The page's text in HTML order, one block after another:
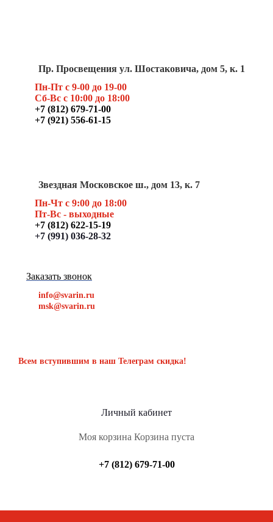
Пр. Просвещения ул. Шостаковича, дом 5, к. 1
Пн-Пт с 9-00 до 19-00
Сб-Вс с 10:00 до 18:00
+7 (812) 679-71-00
+7 (921) 556-61-15
Звездная Московское ш., дом 13, к. 7
Пн-Чт с 9:00 до 18:00
Пт-Вс - выходные
+7 (812) 622-15-19
+7 (991) 036-28-32
Заказать звонок
info@svarin.ru
msk@svarin.ru
Всем вступившим в наш Телеграм скидка!
Личный кабинет
Моя корзина Корзина пуста
+7 (812) 679-71-00